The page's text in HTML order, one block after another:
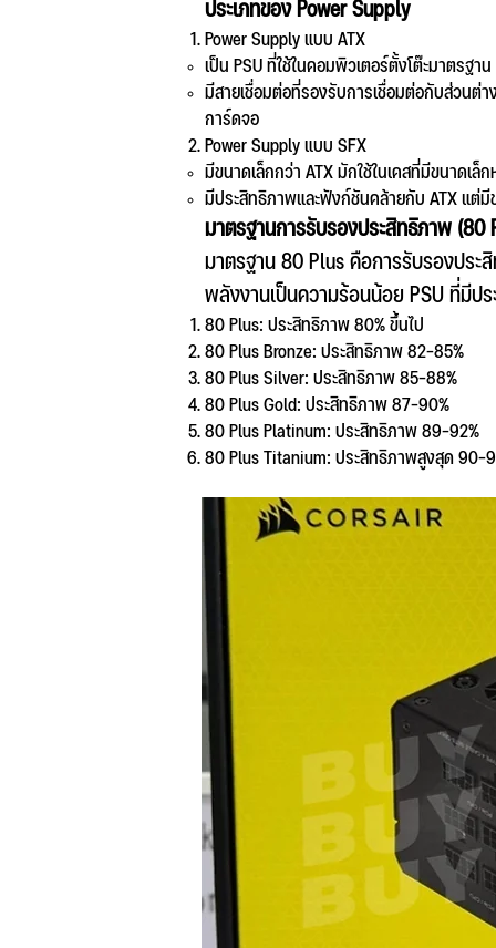
ประเภทของ Power Supply
Power Supply แบบ ATX
เป็น PSU ที่ใช้ในคอมพิวเตอร์ตั้งโต๊ะมาตรฐ
มีสายเชื่อมต่อที่รองรับการเชื่อมต่อกับส่วนต่
การ์ดจอ
Power Supply แบบ SFX
มีขนาดเล็กกว่า ATX มักใช้ในเคสที่มีขนาดเ
มีประสิทธิภาพและฟังก์ชันคล้ายกับ ATX แต่
มาตรฐานการรับรองประสิทธิภาพ (80
มาตรฐาน 80 Plus คือการรับรองประ
พลังงานเป็นความร้อนน้อย PSU ที่มีป
80 Plus: ประสิทธิภาพ 80% ขึ้นไป
80 Plus Bronze: ประสิทธิภาพ 82-85%
80 Plus Silver: ประสิทธิภาพ 85-88%
80 Plus Gold: ประสิทธิภาพ 87-90%
80 Plus Platinum: ประสิทธิภาพ 89-92%
80 Plus Titanium: ประสิทธิภาพสูงสุด 90-